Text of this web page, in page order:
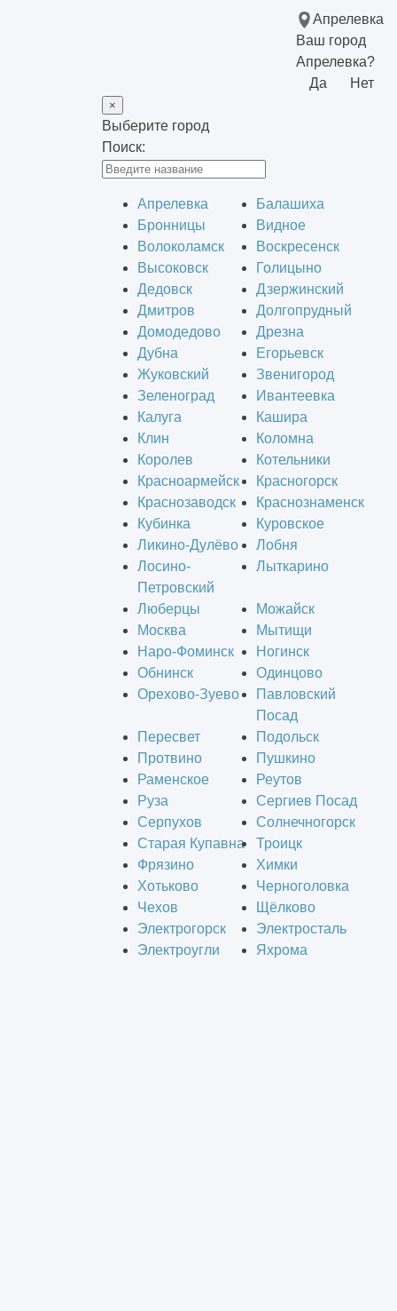
Апрелевка
Ваш город
Апрелевка?
Да
Нет
×
Выберите город
Поиск:
Апрелевка
Балашиха
Бронницы
Видное
Волоколамск
Воскресенск
Высоковск
Голицыно
Дедовск
Дзержинский
Дмитров
Долгопрудный
Домодедово
Дрезна
Дубна
Егорьевск
Жуковский
Звенигород
Зеленоград
Ивантеевка
Калуга
Кашира
Клин
Коломна
Королев
Котельники
Красноармейск
Красногорск
Краснозаводск
Краснознаменск
Кубинка
Куровское
Ликино-Дулёво
Лобня
Лосино-
Петровский
Лыткарино
Люберцы
Можайск
Москва
Мытищи
Наро-Фоминск
Ногинск
Обнинск
Одинцово
Орехово-Зуево
Павловский
Посад
Пересвет
Подольск
Протвино
Пушкино
Раменское
Реутов
Руза
Сергиев Посад
Серпухов
Солнечногорск
Старая Купавна
Троицк
Фрязино
Химки
Хотьково
Черноголовка
Чехов
Щёлково
Электрогорск
Электросталь
Электроугли
Яхрома